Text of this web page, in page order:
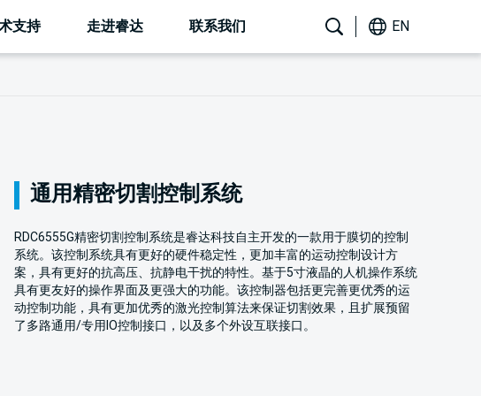
支持 走进睿达 联系我们 EN
通用精密切割控制系统
RDC6555G精密切割控制系统是睿达科技自主开发的一款用于膜切的控制
系统。该控制系统具有更好的硬件稳定性，更加丰富的运动控制设计方
案，具有更好的抗高压、抗静电干扰的特性。基于5寸液晶的人机操作系统
具有更友好的操作界面及更强大的功能。该控制器包括更完善更优秀的运
动控制功能，具有更加优秀的激光控制算法来保证切割效果，且扩展预留
了多路通用/专用IO控制接口，以及多个外设互联接口。